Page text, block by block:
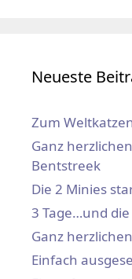
Neueste
Zum
Ganz
Bentstreek
Die 2 Minies
3 Tage…und
Ganz
Einfach